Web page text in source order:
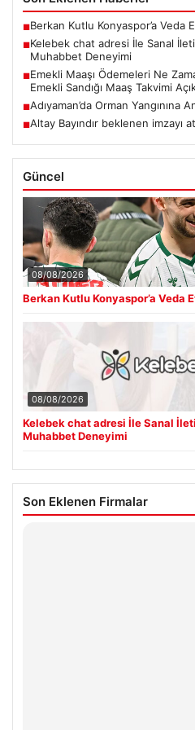
■Berkan Kutlu Konyaspor’a Veda
■Kelebek chat adresi İle Sanal
Muhabbet Deneyimi
■Emekli Maaşı Ödemeleri Ne
Emekli Sandığı Maaş Takvimi
■Adıyaman’da Orman Yangınına
■Altay Bayındır beklenen imzayı
Güncel
08/08/2026
Berkan Kutlu Konyaspor’a Veda
08/08/2026
Kelebek chat adresi İle Sanal
Muhabbet Deneyimi
Son Eklenen Firmalar